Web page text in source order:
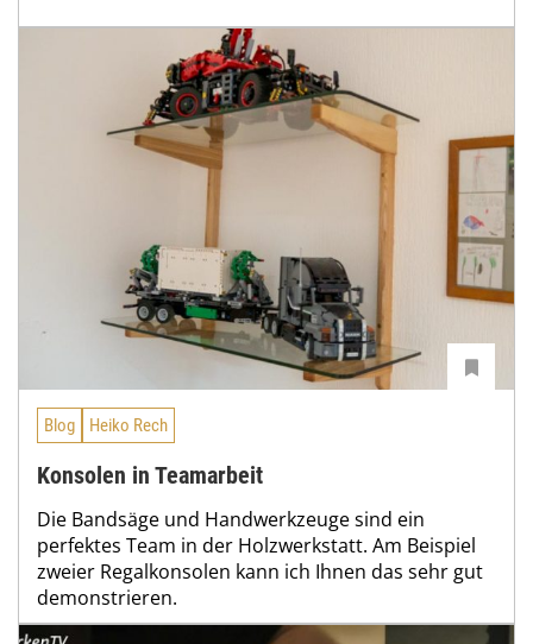
Blog Heiko Rech
Konsolen in Teamarbeit
Die Bandsäge und Handwerkzeuge sind ein
perfektes Team in der Holzwerkstatt. Am Beispiel
zweier Regalkonsolen kann ich Ihnen das sehr gut
demonstrieren.